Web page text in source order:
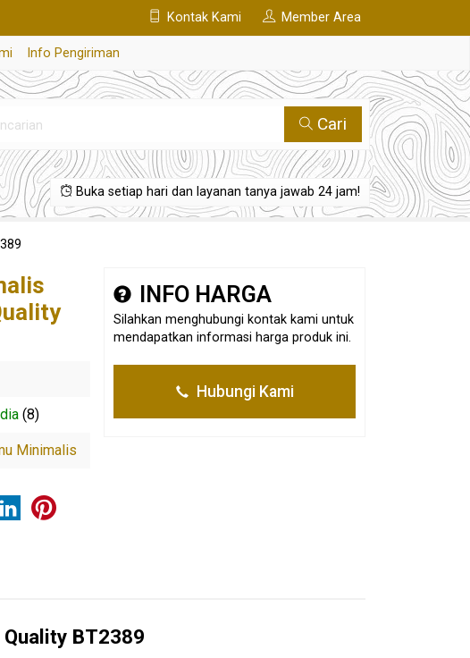
Kontak Kami Member Area
Info Pengiriman
Cari
Buka setiap hari dan layanan tanya jawab 24 jam!
(8)
Minimalis
INFO HARGA
Silahkan menghubungi kontak kami untuk
mendapatkan informasi harga produk ini.
Hubungi Kami
BT2389